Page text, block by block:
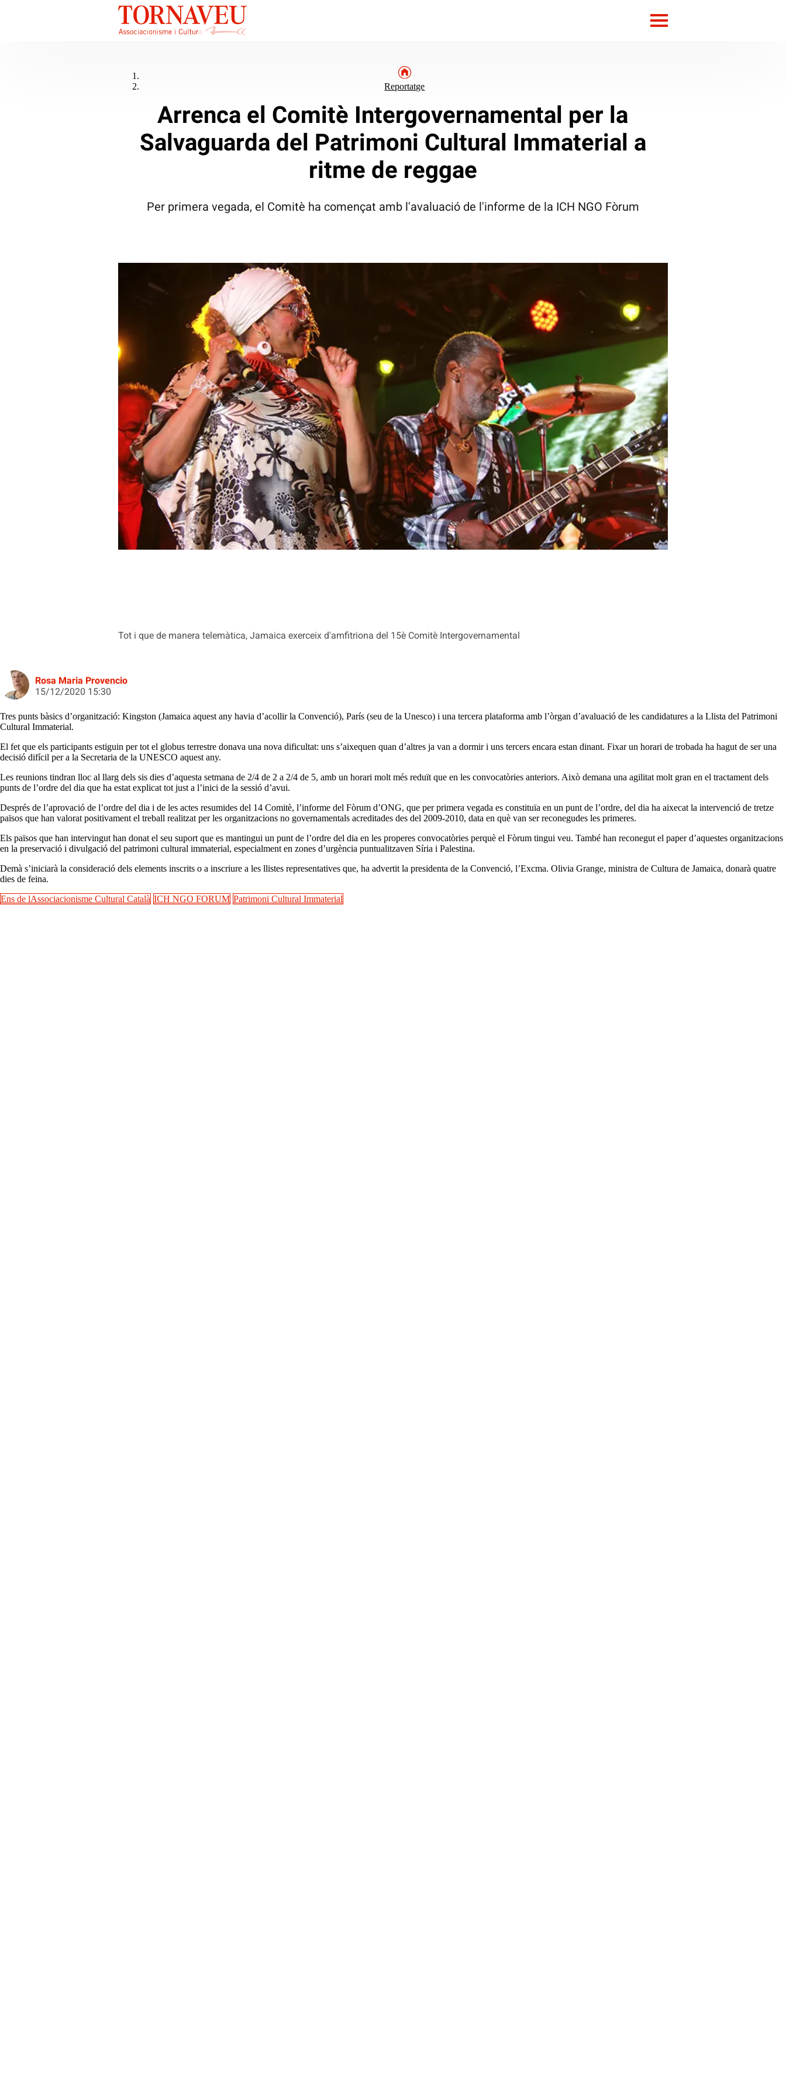
Tot i que de manera telemàtica, Jamaica exerceix d'amfitriona del 15è Comitè Intergovernamental
Reportatge
Arrenca el Comitè Intergovernamental per la
Salvaguarda del Patrimoni Cultural Immaterial a
ritme de reggae
Per primera vegada, el Comitè ha començat amb l'avaluació de l'informe de la ICH NGO Fòrum
Rosa Maria Provencio
15/12/2020 15:30
Tres punts bàsics d’organització: Kingston (Jamaica aquest any havia d’acollir la Convenció), París (seu de la Unesco) i una tercera plataforma amb l’òrgan d’avaluació de les candidatures a la Llista del Patrimoni
Cultural Immaterial.
El fet que els participants estiguin per tot el globus terrestre donava una nova dificultat: uns s’aixequen quan d’altres ja van a dormir i uns tercers encara estan dinant. Fixar un horari de trobada ha hagut de ser una
decisió difícil per a la Secretaria de la UNESCO aquest any.
Les reunions tindran lloc al llarg dels sis dies d’aquesta setmana de 2/4 de 2 a 2/4 de 5, amb un horari molt més reduït que en les convocatòries anteriors. Això demana una agilitat molt gran en el tractament dels
punts de l’ordre del dia que ha estat explicat tot just a l’inici de la sessió d’avui.
Després de l’aprovació de l’ordre del dia i de les actes resumides del 14 Comitè, l’informe del Fòrum d’ONG, que per primera vegada es constituïa en un punt de l’ordre, del dia ha aixecat la intervenció de tretze
països que han valorat positivament el treball realitzat per les organitzacions no governamentals acreditades des del 2009-2010, data en què van ser reconegudes les primeres.
Els països que han intervingut han donat el seu suport que es mantingui un punt de l’ordre del dia en les properes convocatòries perquè el Fòrum tingui veu. També han reconegut el paper d’aquestes organitzacions
en la preservació i divulgació del patrimoni cultural immaterial, especialment en zones d’urgència puntualitzaven Síria i Palestina.
Demà s’iniciarà la consideració dels elements inscrits o a inscriure a les llistes representatives que, ha advertit la presidenta de la Convenció, l’Excma. Olivia Grange, ministra de Cultura de Jamaica, donarà quatre
dies de feina.
Ens de lAssociacionisme Cultural Català ICH NGO FORUM Patrimoni Cultural Immaterial